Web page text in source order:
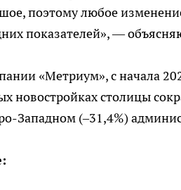
поэтому любое
показателей», —
«Метриум», с начала
новостройках столицы
Западном (–31,4%)